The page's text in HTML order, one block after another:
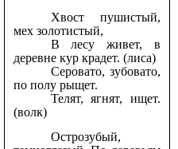
Хвост пушистый,
мех золотистый,
В лесу живет, в
деревне кур крадет. (лиса)
Серовато, зубовато,
по полу рыщет.
Телят, ягнят, ищет.
(волк)
Острозубый,